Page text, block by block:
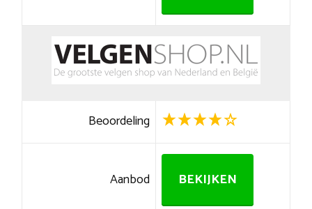
Beoordeling
Aanbod BEKIJKEN